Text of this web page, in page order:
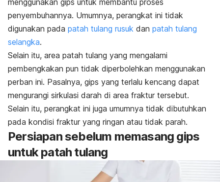
penyembuhannya. Umumnya, perangkat ini tidak
digunakan pada patah tulang rusuk dan patah tulang
selangka.
Selain itu, area patah tulang yang mengalami
pembengkakan pun tidak diperbolehkan menggunakan
perban ini. Pasalnya, gips yang terlalu kencang dapat
mengurangi sirkulasi darah di area fraktur tersebut.
Selain itu, perangkat ini juga umumnya tidak dibutuhkan
pada kondisi fraktur yang ringan atau tidak parah.
Persiapan sebelum memasang gips
untuk patah tulang